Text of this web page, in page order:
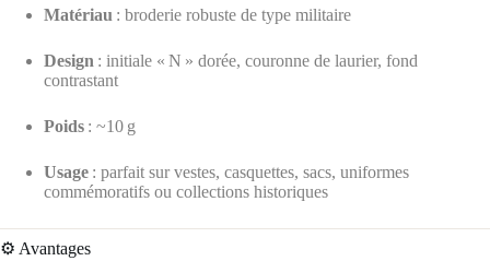
Matériau : broderie robuste de type militaire
Design : initiale « N » dorée, couronne de laurier, fond
contrastant
Poids : ~10 g
Usage : parfait sur vestes, casquettes, sacs, uniformes
commémoratifs ou collections historiques
⚙️ Avantages